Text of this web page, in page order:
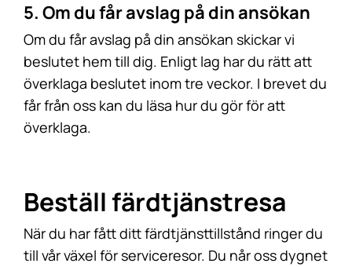
5. Om du får avslag på din ansökan
Om du får avslag på din ansökan skickar vi
beslutet hem till dig. Enligt lag har du rätt att
överklaga beslutet inom tre veckor. I brevet du
får från oss kan du läsa hur du gör för att
överklaga.
Beställ färdtjänstresa
När du har fått ditt färdtjänsttillstånd ringer du
till vår växel för serviceresor. Du når oss dygnet